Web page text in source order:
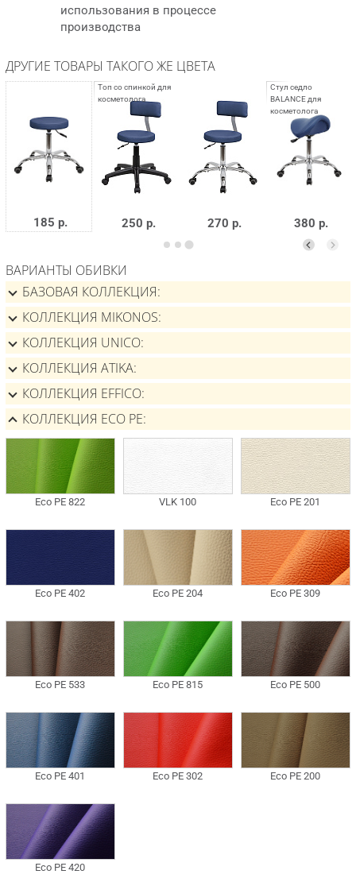
использования в процессе
производства
ДРУГИЕ ТОВАРЫ ТАКОГО ЖЕ ЦВЕТА
185 р. 250 р. 270 р. 380 р.
ВАРИАНТЫ ОБИВКИ
БАЗОВАЯ КОЛЛЕКЦИЯ
КОЛЛЕКЦИЯ MIKONOS
КОЛЛЕКЦИЯ UNICO
КОЛЛЕКЦИЯ ATIKA
КОЛЛЕКЦИЯ EFFICO
КОЛЛЕКЦИЯ ECO PE